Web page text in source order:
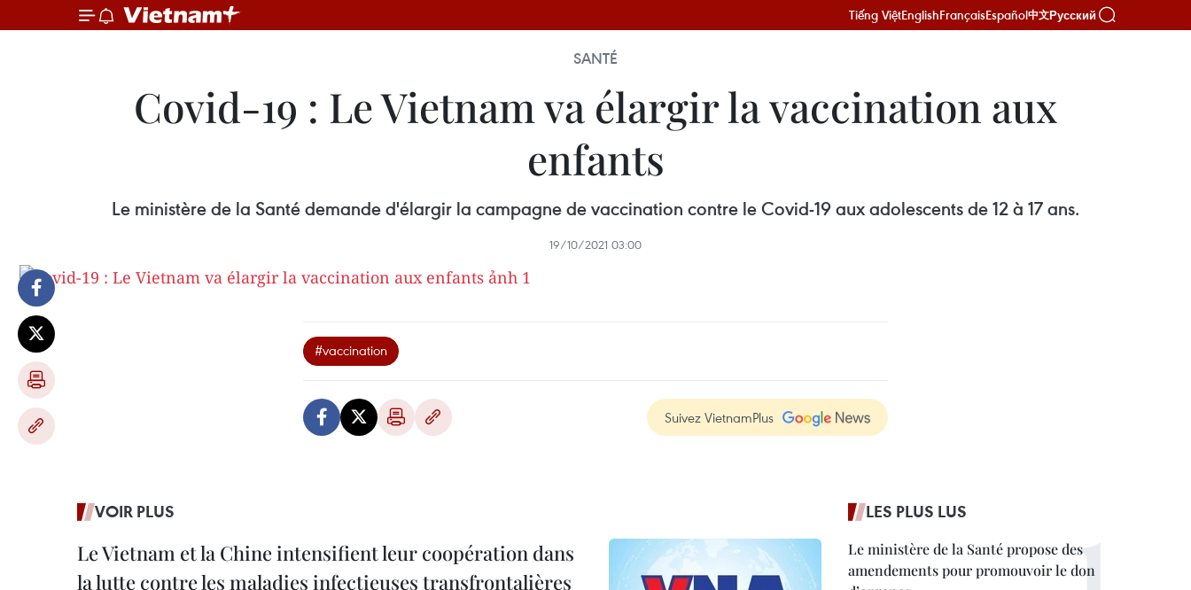
Tiếng ViệtEnglishFrançaisEspañol中文Русский
SANTÉ
Covid-19 : Le Vietnam va élargir la vaccination aux
enfants
Le ministère de la Santé demande d'élargir la campagne de vaccination contre le Covid-19 aux adolescents de 12 à 17 ans.
19/10/2021 03:00
#vaccination
Suivez VietnamPlus
VOIR PLUS
Le Vietnam et la Chine intensifient leur coopération dans
la lutte contre les maladies infectieuses transfrontalières
LES PLUS LUS
Le ministère de la Santé propose des
amendements pour promouvoir le don